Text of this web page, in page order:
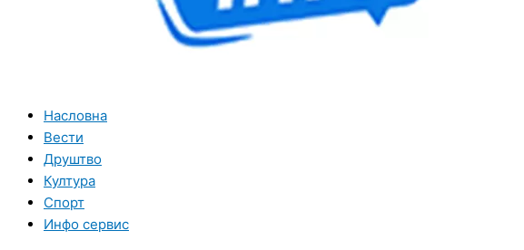
Насловна
Вести
Друштво
Култура
Спорт
Инфо сервис